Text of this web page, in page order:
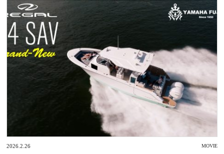
2026.2.26 MOVIE